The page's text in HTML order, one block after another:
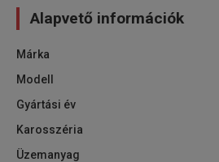
Alapvető információk
Márka
Modell
Gyártási év
Karosszéria
Üzemanyag